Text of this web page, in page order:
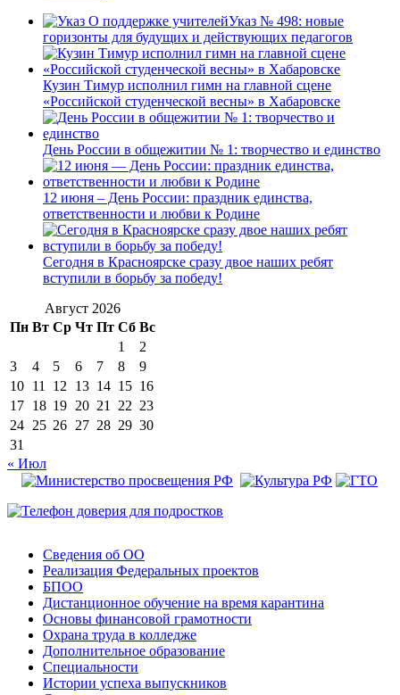
Указ № 498: новые
горизонты для будущих и действующих педагогов
Кузин Тимур исполнил гимн на главной сцене
«Российской студенческой весны» в Хабаровске
День России в общежитии № 1: творчество и единство
12 июня – День России: праздник единства,
ответственности и любви к Родине
Сегодня в Красноярске сразу двое наших ребят
вступили в борьбу за победу!
Август 2026
Пн Вт Ср Чт Пт Сб Вс
1
2
3
4 5 6 7 8
9
10 11 12 13 14 15 16
17 18 19 20 21 22 23
24 25 26 27 28 29 30
31
« Июл
Сведения об ОО
Реализация Федеральных проектов
БПОО
Дистанционное обучение на время карантина
Основы финансовой грамотности
Охрана труда в колледже
Дополнительное образование
Специальности
Истории успеха выпускников